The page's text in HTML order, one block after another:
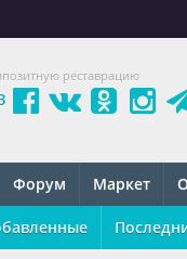
реставрацию
Форум Маркет